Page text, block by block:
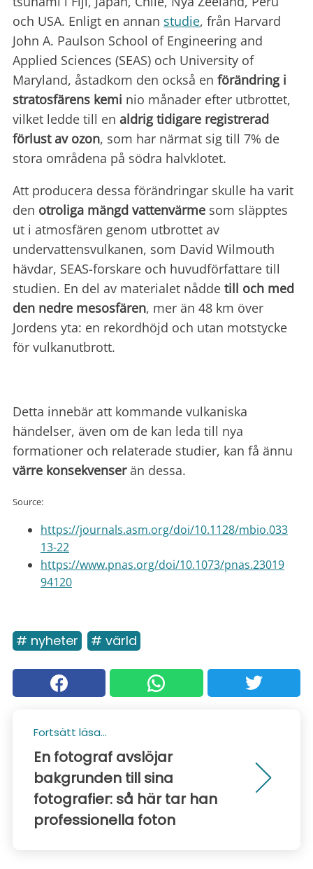
och USA. Enligt en annan studie, från Harvard
John A. Paulson School of Engineering and
Applied Sciences (SEAS) och University of
Maryland, åstadkom den också en förändring i
stratosfärens kemi nio månader efter utbrottet,
vilket ledde till en aldrig tidigare registrerad
förlust av ozon, som har närmat sig till 7% de
stora områdena på södra halvklotet.
Att producera dessa förändringar skulle ha varit
den otroliga mängd vattenvärme som släpptes
ut i atmosfären genom utbrottet av
undervattensvulkanen, som David Wilmouth
hävdar, SEAS-forskare och huvudförfattare till
studien. En del av materialet nådde till och med
den nedre mesosfären, mer än 48 km över
Jordens yta: en rekordhöjd och utan motstycke
för vulkanutbrott.
Detta innebär att kommande vulkaniska
händelser, även om de kan leda till nya
formationer och relaterade studier, kan få ännu
värre konsekvenserän dessa.
Source:
https://journals.asm.org/doi/10.1128/mbio.033
13-22
https://www.pnas.org/doi/10.1073/pnas.23019
94120
# nyheter # värld
Fortsätt läsa...
En fotograf avslöjar
bakgrunden till sina
fotografier: så här tar han
professionella foton